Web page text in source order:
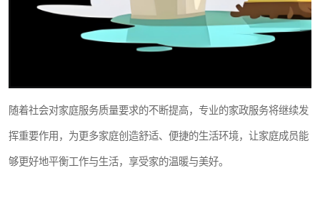
随着社会对家庭服务质量要求的不断提高，专业的家政服务将继续发
挥重要作用，为更多家庭创造舒适、便捷的生活环境，让家庭成员能
够更好地平衡工作与生活，享受家的温暖与美好。